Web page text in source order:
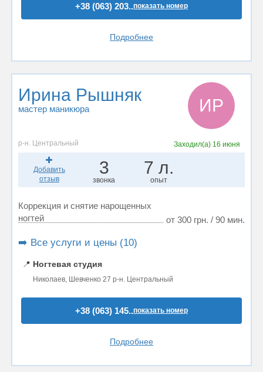
+38 (063) 203..показать номер
Подробнее
Ирина Рышняк
мастер маникюра ИР
р-н. Центральный Заходил(а) 16 июня
Добавить
отзыв
3
звонка
7 л.
опыт
Коррекция и снятие нарощенных
ногтей
от 300 грн. / 90 мин.
➡️ Все услуги и цены (10)
📍 Ногтевая студия
Николаев, Шевченко 27 р-н. Центральный
+38 (063) 145..показать номер
Подробнее